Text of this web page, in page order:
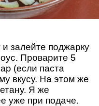
залейте поджарку
Проварите 5
(если паста
вкусу. На этом же
Я же
уже при подаче.